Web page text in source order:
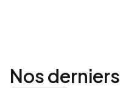
Nos derniers